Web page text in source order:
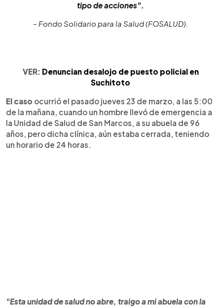
tipo de acciones".
- Fondo Solidario para la Salud (FOSALUD).
VER: Denuncian desalojo de puesto policial en
Suchitoto
El caso ocurrió el pasado jueves 23 de marzo, a las 5:00
de la mañana, cuando un hombre llevó de emergencia a
la Unidad de Salud de San Marcos, a su abuela de 96
años, pero dicha clínica, aún estaba cerrada, teniendo
un horario de 24 horas.
"Esta unidad de salud no abre, traigo a mi abuela con la